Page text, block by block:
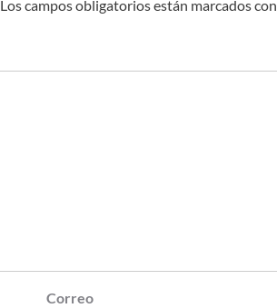
Los campos obligatorios están marcados con
Correo